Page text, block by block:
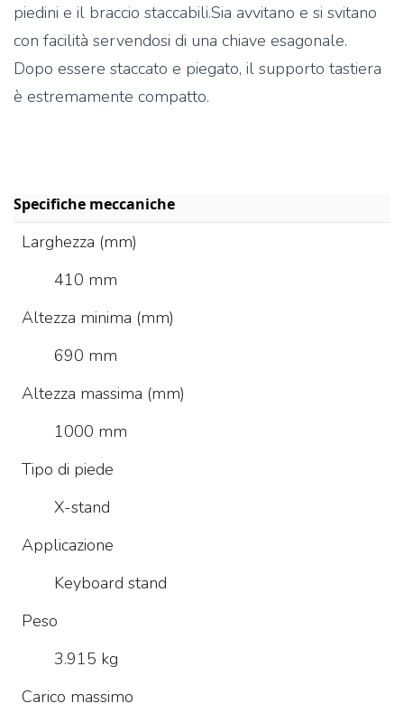
piedini e il braccio staccabili.Sia avvitano e si svitano
con facilità servendosi di una chiave esagonale.
Dopo essere staccato e piegato, il supporto tastiera
è estremamente compatto.
Specifiche meccaniche
Larghezza (mm)
410 mm
Altezza minima (mm)
690 mm
Altezza massima (mm)
1000 mm
Tipo di piede
X-stand
Applicazione
Keyboard stand
Peso
3.915 kg
Carico massimo